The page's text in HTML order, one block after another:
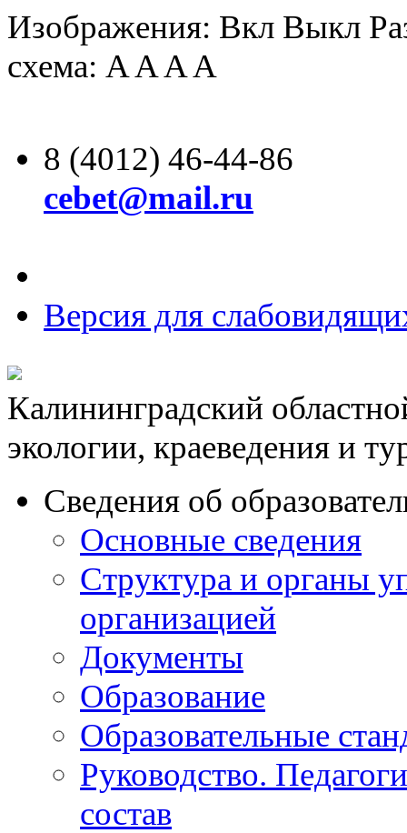
Изображения: Вкл Выкл
схема: AAAA
8 (4012) 46-44-86
cebet@mail.ru
Версия для
Калининградский
экологии, краеведения и
Сведения об
Основные сведения
Структура и органы
организацией
Документы
Образование
Образовательные
Руководство.
состав